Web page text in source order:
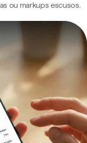
ou markups escusos.